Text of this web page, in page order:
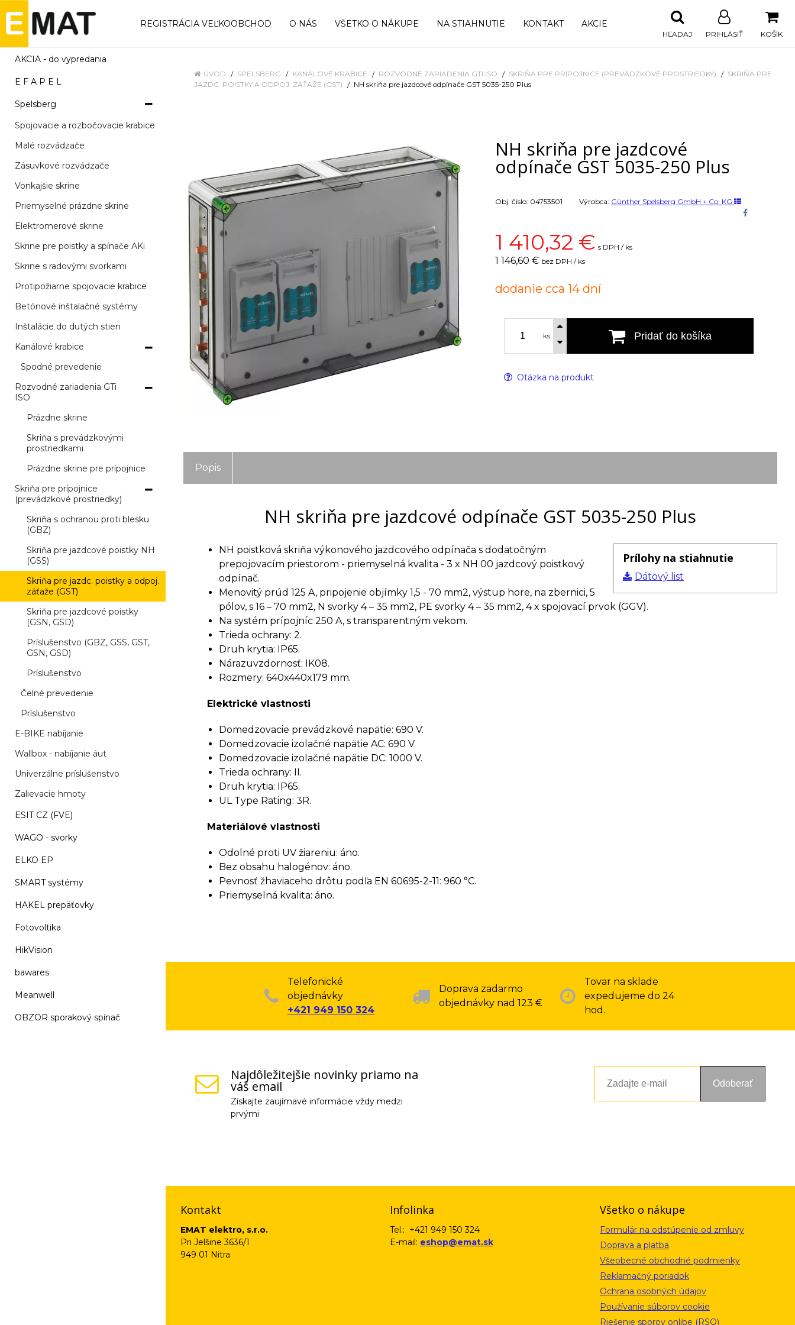
REGISTRÁCIA VEĽKOOBCHOD O NÁS VŠETKO O NÁKUPE NA STIAHNUTIE KONTAKT AKCIE
KOŠÍK
PRIHLÁSIŤ
HĽADAJ
AKCIA - do vypredania
E F A P E L
Spelsberg
Spojovacie a rozbočovacie krabice
Malé rozvádzače
Zásuvkové rozvádzače
Vonkajšie skrine
Priemyselné prázdne skrine
Elektromerové skrine
Skrine pre poistky a spínače AKi
Skrine s radovými svorkami
Protipožiarne spojovacie krabice
Betónové inštalačné systémy
Inštalácie do dutých stien
Kanálové krabice
Spodné prevedenie
Rozvodné zariadenia GTi
ISO
Prázdne skrine
Skriňa s prevádzkovými
prostriedkami
Prázdne skrine pre prípojnice
Skriňa pre prípojnice
(prevádzkové prostriedky)
Skriňa s ochranou proti blesku
(GBZ)
Skriňa pre jazdcové poistky NH
(GSS)
Skriňa pre jazdc. poistky a odpoj.
záťaže (GST)
Skriňa pre jazdcové poistky
(GSN, GSD)
Príslušenstvo (GBZ, GSS, GST,
GSN, GSD)
Príslušenstvo
Čelné prevedenie
Príslušenstvo
E-BIKE nabíjanie
Wallbox - nabíjanie áut
Univerzálne príslušenstvo
Zalievacie hmoty
ESIT CZ (FVE)
WAGO - svorky
ELKO EP
SMART systémy
HAKEL prepäťovky
Fotovoltika
HikVision
bawares
Meanwell
OBZOR sporakový spínač
ÚVOD SPELSBERG KANÁLOVÉ KRABICE ROZVODNÉ ZARIADENIA GTI ISO SKRIŇA PRE PRÍPOJNICE (PREVÁDZKOVÉ PROSTRIEDKY)
SKRIŇA PRE
JAZDC. POISTKY A ODPOJ. ZÁŤAŽE (GST)
NH skriňa pre jazdcové odpínače GST 5035-250 Plus
NH skriňa pre jazdcové
odpínače GST 5035-250 Plus
Obj. čislo: 04753501 Výrobca: Günther Spelsberg GmbH + Co. KG
1 410,32 € s DPH / ks
1 146,60 € bez DPH / ks
dodanie cca 14 dní
ks Pridať do košíka
Otázka na produkt
Popis
NH skriňa pre jazdcové odpínače GST 5035-250 Plus
Prílohy na stiahnutie
Dátový list
NH poistková skriňa výkonového jazdcového odpínača s dodatočným
prepojovacím priestorom - priemyselná kvalita - 3 x NH 00 jazdcový poistkový
odpínač.
Menovitý prúd 125 A, pripojenie objímky 1,5 - 70 mm2, výstup hore, na zbernici, 5
pólov, s 16 – 70 mm2, N svorky 4 – 35 mm2, PE svorky 4 – 35 mm2, 4 x spojovací prvok (GGV).
Na systém prípojníc 250 A, s transparentným vekom.
Trieda ochrany: 2.
Druh krytia: IP65.
Nárazuvzdornosť: IK08.
Rozmery: 640x440x179 mm.
Elektrické vlastnosti
Domedzovacie prevádzkové napätie: 690 V.
Domedzovacie izolačné napätie AC: 690 V.
Domedzovacie izolačné napätie DC: 1000 V.
Trieda ochrany: II.
Druh krytia: IP65.
UL Type Rating: 3R.
Materiálové vlastnosti
Odolné proti UV žiareniu: áno.
Bez obsahu halogénov: áno.
Pevnosť žhaviaceho drôtu podľa EN 60695-2-11: 960 °C.
Priemyselná kvalita: áno.
Telefonické
objednávky
+421 949 150 324
Doprava zadarmo
objednávky nad 123 €
Tovar na sklade
expedujeme do 24
hod.
Najdôležitejšie novinky priamo na
váš email
Získajte zaujímavé informácie vždy medzi
prvými
Odoberať
Kontakt
EMAT elektro, s.r.o.
Pri Jelšine 3636/1
949 01 Nitra
Infolinka
Tel.: +421 949 150 324
E-mail: eshop@emat.sk
Všetko o nákupe
Formulár na odstúpenie od zmluvy
Doprava a platba
Všeobecné obchodné podmienky
Reklamačný poriadok
Ochrana osobných údajov
Používanie súborov cookie
Riešenie sporov onlibe (RSO)